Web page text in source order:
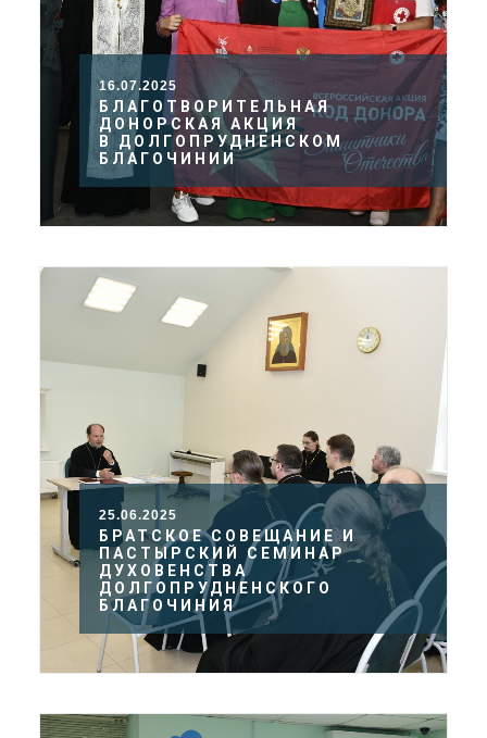
16.07.2025
БЛАГОТВОРИТЕЛЬНАЯ
ДОНОРСКАЯ АКЦИЯ
В ДОЛГОПРУДНЕНСКОМ
БЛАГОЧИНИИ
25.06.2025
БРАТСКОЕ СОВЕЩАНИЕ И
ПАСТЫРСКИЙ СЕМИНАР
ДУХОВЕНСТВА
ДОЛГОПРУДНЕНСКОГО
БЛАГОЧИНИЯ